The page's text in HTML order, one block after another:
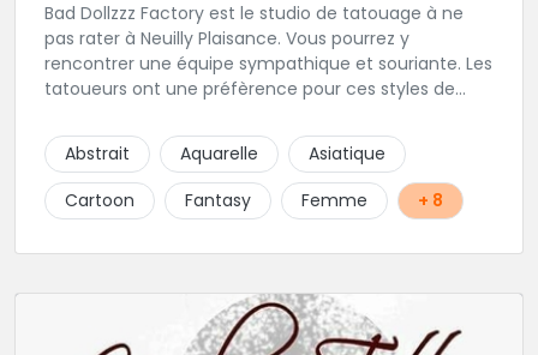
Bad Dollzzz Factory est le studio de tatouage à ne
pas rater à Neuilly Plaisance. Vous pourrez y
rencontrer une équipe sympathique et souriante. Les
tatoueurs ont une préfèrence pour ces styles de
culture et traits fins. Foncez !
Abstrait Aquarelle
Asiatique
Cartoon
Fantasy Femme + 8